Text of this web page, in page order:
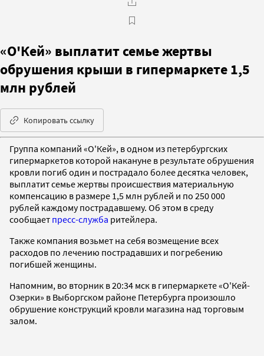
«О'Кей» выплатит семье жертвы
обрушения крыши в гипермаркете 1,5
млн рублей
Копировать ссылку
Группа компаний «О'Кей», в одном из петербургских
гипермаркетов которой накануне в результате обрушения
кровли погиб один и пострадало более десятка человек,
выплатит семье жертвы происшествия материальную
компенсацию в размере 1,5 млн рублей и по 250 000
рублей каждому пострадавшему. Об этом в среду
сообщает пресс-служба ритейлера.
Также компания возьмет на себя возмещение всех
расходов по лечению пострадавших и погребению
погибшей женщины.
Напомним, во вторник в 20:34 мск в гипермаркете «О'Кей-
Озерки» в Выборгском районе Петербурга произошло
обрушение конструкций кровли магазина над торговым
залом.